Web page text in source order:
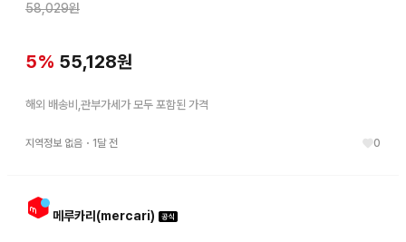
58,029원
5% 55,128원
해외 배송비,관부가세가 모두 포함된 가격
지역정보 없음 ・ 1달 전 0
메루카리(mercari)